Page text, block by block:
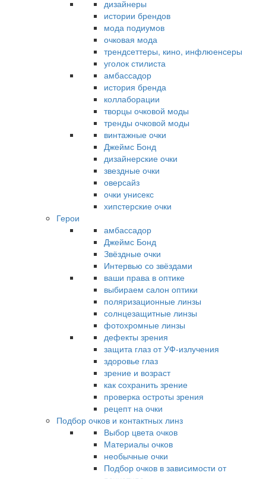
дизайнеры
истории брендов
мода подиумов
очковая мода
трендсеттеры, кино, инфлюенсеры
уголок стилиста
амбассадор
история бренда
коллаборации
творцы очковой моды
тренды очковой моды
винтажные очки
Джеймс Бонд
дизайнерские очки
звездные очки
оверсайз
очки унисекс
хипстерские очки
Герои
амбассадор
Джеймс Бонд
Звёздные очки
Интервью со звёздами
ваши права в оптике
выбираем салон оптики
поляризационные линзы
солнцезащитные линзы
фотохромные линзы
дефекты зрения
защита глаз от УФ-излучения
здоровье глаз
зрение и возраст
как сохранить зрение
проверка остроты зрения
рецепт на очки
Подбор очков и контактных линз
Выбор цвета очков
Материалы очков
необычные очки
Подбор очков в зависимости от